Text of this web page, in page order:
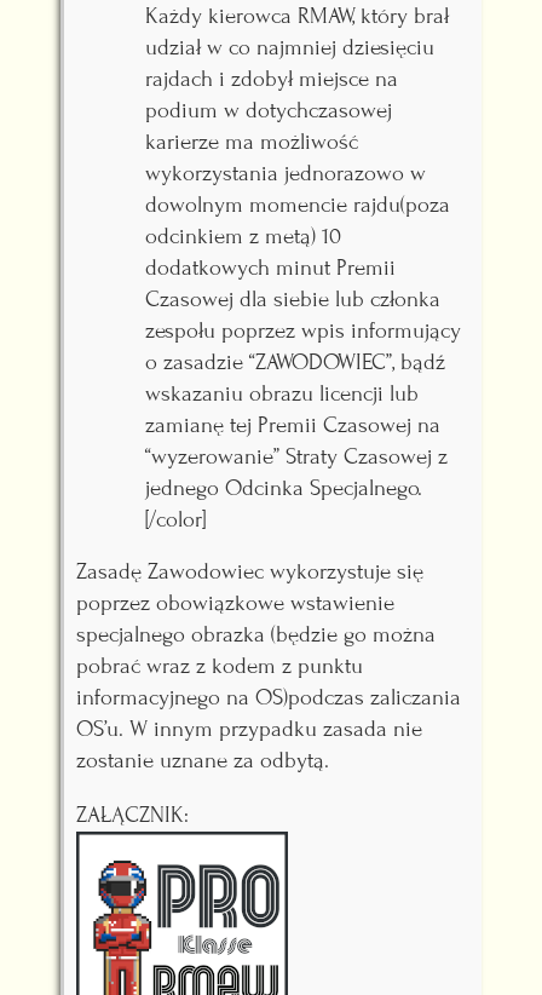
Każdy kierowca RMAW, który brał
udział w co najmniej dziesięciu
rajdach i zdobył miejsce na
podium w dotychczasowej
karierze ma możliwość
wykorzystania jednorazowo w
dowolnym momencie rajdu(poza
odcinkiem z metą) 10
dodatkowych minut Premii
Czasowej dla siebie lub członka
zespołu poprzez wpis informujący
o zasadzie “ZAWODOWIEC”, bądź
wskazaniu obrazu licencji lub
zamianę tej Premii Czasowej na
“wyzerowanie” Straty Czasowej z
jednego Odcinka Specjalnego.
[/color]
Zasadę Zawodowiec wykorzystuje się
poprzez obowiązkowe wstawienie
specjalnego obrazka (będzie go można
pobrać wraz z kodem z punktu
informacyjnego na OS)podczas zaliczania
OS’u. W innym przypadku zasada nie
zostanie uznane za odbytą.
ZAŁĄCZNIK: